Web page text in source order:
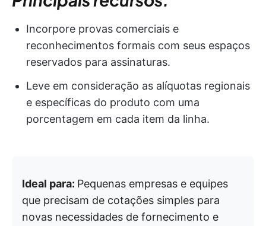
Incorpore provas comerciais e
reconhecimentos formais com seus espaços
reservados para assinaturas.
Leve em consideração as alíquotas regionais
e específicas do produto com uma
porcentagem em cada item da linha.
Ideal para: Pequenas empresas e equipes
que precisam de cotações simples para
novas necessidades de fornecimento e